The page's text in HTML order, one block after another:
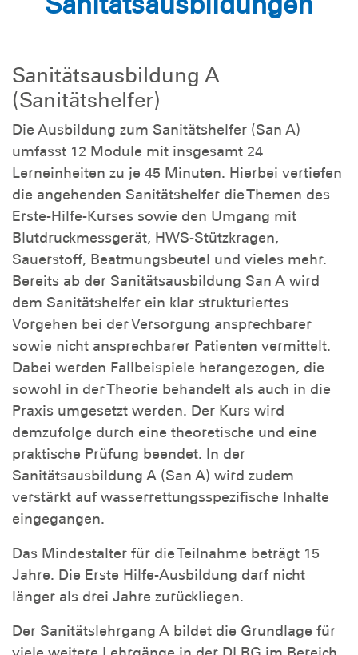
Sanitätsausbildung A
(Sanitätshelfer)
Die Ausbildung zum Sanitätshelfer (San A)
umfasst 12 Module mit insgesamt 24
Lerneinheiten zu je 45 Minuten. Hierbei vertiefen
die angehenden Sanitätshelfer die Themen des
Erste-Hilfe-Kurses sowie den Umgang mit
Blutdruckmessgerät, HWS-Stützkragen,
Sauerstoff, Beatmungsbeutel und vieles mehr.
Bereits ab der Sanitätsausbildung San A wird
dem Sanitätshelfer ein klar strukturiertes
Vorgehen bei der Versorgung ansprechbarer
sowie nicht ansprechbarer Patienten vermittelt.
Dabei werden Fallbeispiele herangezogen, die
sowohl in der Theorie behandelt als auch in die
Praxis umgesetzt werden. Der Kurs wird
demzufolge durch eine theoretische und eine
praktische Prüfung beendet. In der
Sanitätsausbildung A (San A) wird zudem
verstärkt auf wasserrettungsspezifische Inhalte
eingegangen.
Das Mindestalter für die Teilnahme beträgt 15
Jahre. Die Erste Hilfe-Ausbildung darf nicht
länger als drei Jahre zurückliegen.
Der Sanitätslehrgang A bildet die Grundlage für